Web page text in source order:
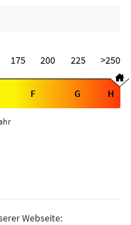
175 200 225 >250
F G H
Webseite: